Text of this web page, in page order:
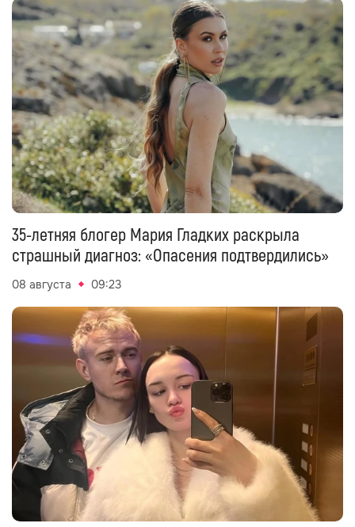
35-летняя блогер Мария Гладких раскрыла
страшный диагноз: «Опасения подтвердились»
08 августа 09:23